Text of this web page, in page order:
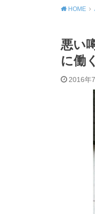
HOME
悪い
に働
2016年